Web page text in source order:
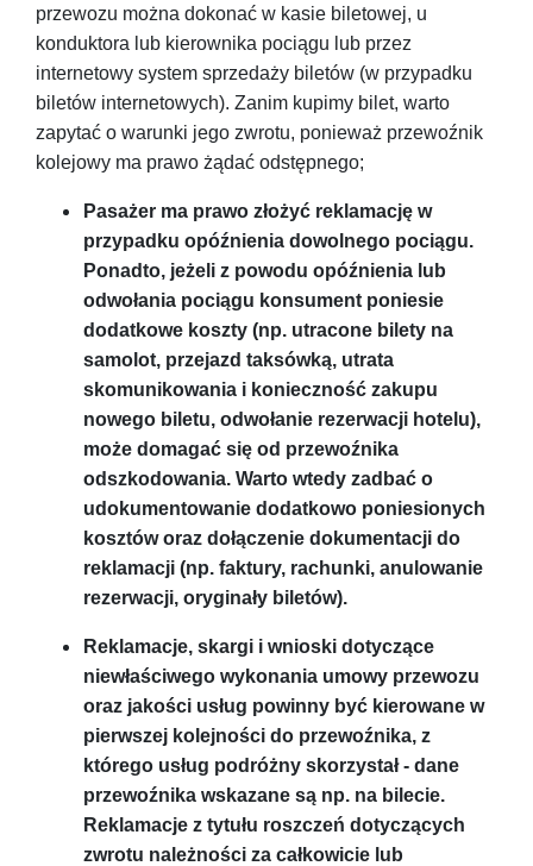
przewozu można dokonać w kasie biletowej, u
konduktora lub kierownika pociągu lub przez
internetowy system sprzedaży biletów (w przypadku
biletów internetowych). Zanim kupimy bilet, warto
zapytać o warunki jego zwrotu, ponieważ przewoźnik
kolejowy ma prawo żądać odstępnego;
Pasażer ma prawo złożyć reklamację w
przypadku opóźnienia dowolnego pociągu.
Ponadto, jeżeli z powodu opóźnienia lub
odwołania pociągu konsument poniesie
dodatkowe koszty (np. utracone bilety na
samolot, przejazd taksówką, utrata
skomunikowania i konieczność zakupu
nowego biletu, odwołanie rezerwacji hotelu),
może domagać się od przewoźnika
odszkodowania. Warto wtedy zadbać o
udokumentowanie dodatkowo poniesionych
kosztów oraz dołączenie dokumentacji do
reklamacji (np. faktury, rachunki, anulowanie
rezerwacji, oryginały biletów).
Reklamacje, skargi i wnioski dotyczące
niewłaściwego wykonania umowy przewozu
oraz jakości usług powinny być kierowane w
pierwszej kolejności do przewoźnika, z
którego usług podróżny skorzystał ­­- dane
przewoźnika wskazane są np. na bilecie.
Reklamacje z tytułu roszczeń dotyczących
zwrotu należności za całkowicie lub